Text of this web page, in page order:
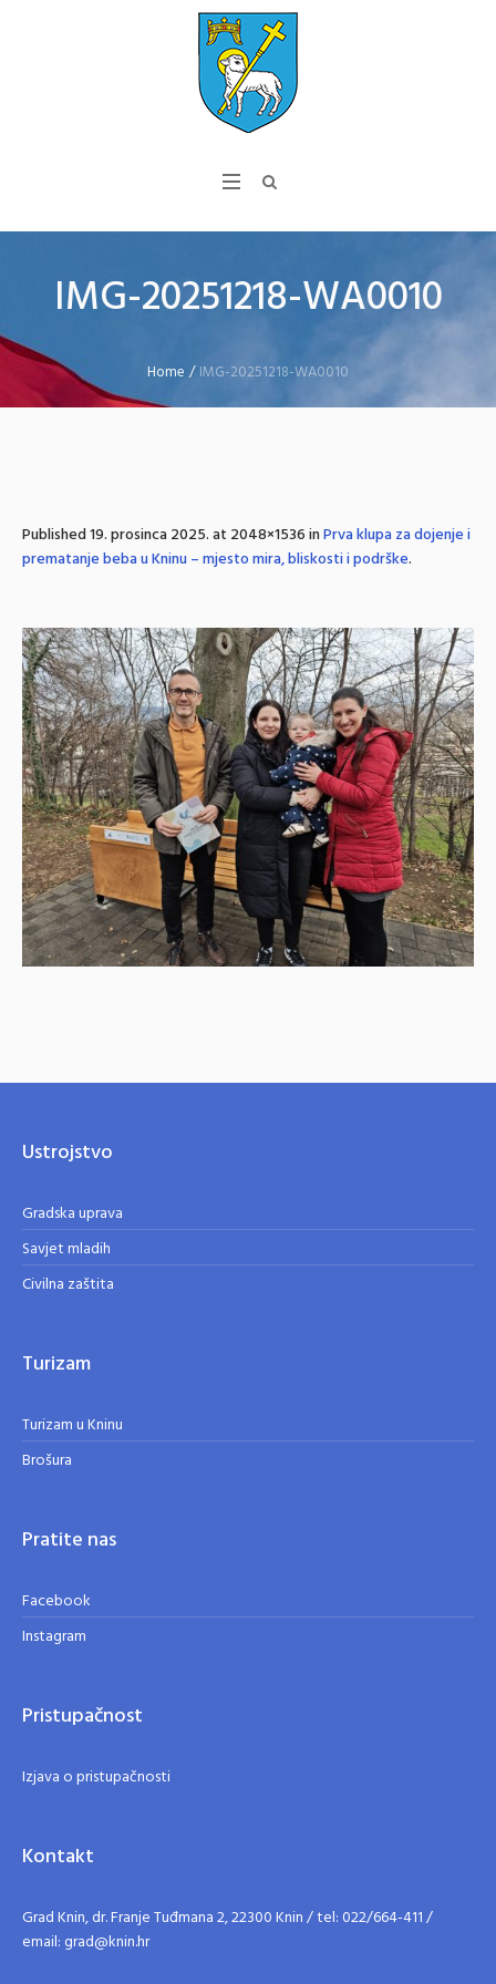
IMG-20251218-WA0010
Home /IMG-20251218-WA0010
Published19. prosinca 2025.at 2048×1536 inPrva klupa za dojenje i
prematanje beba u Kninu – mjesto mira, bliskosti i podrške.
Ustrojstvo
Gradska uprava
Savjet mladih
Civilna zaštita
Turizam
Turizam u Kninu
Brošura
Pratite nas
Facebook
Instagram
Pristupačnost
Izjava o pristupačnosti
Kontakt
Grad Knin, dr. Franje Tuđmana 2, 22300 Knin / tel: 022/664-411 /
email: grad@knin.hr